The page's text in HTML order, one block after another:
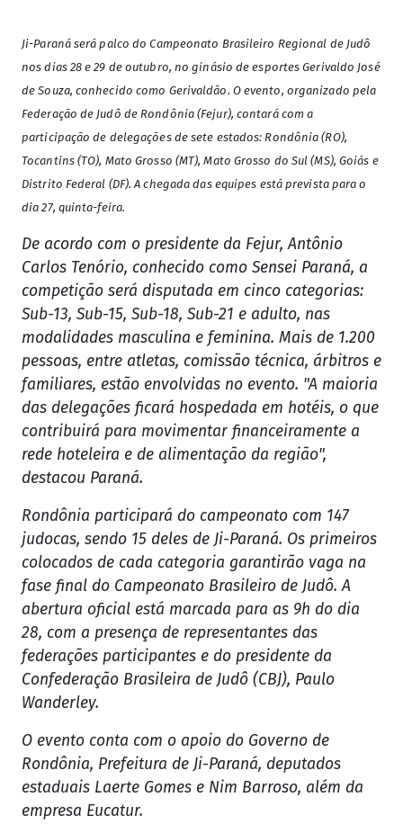
Ji-Paraná será palco do Campeonato Brasileiro Regional de Judô
nos dias 28 e 29 de outubro, no ginásio de esportes Gerivaldo José
de Souza, conhecido como Gerivaldão. O evento, organizado pela
Federação de Judô de Rondônia (Fejur), contará com a
participação de delegações de sete estados: Rondônia (RO),
Tocantins (TO), Mato Grosso (MT), Mato Grosso do Sul (MS), Goiás e
Distrito Federal (DF). A chegada das equipes está prevista para o
dia 27, quinta-feira.
De acordo com o presidente da Fejur, Antônio
Carlos Tenório, conhecido como Sensei Paraná, a
competição será disputada em cinco categorias:
Sub-13, Sub-15, Sub-18, Sub-21 e adulto, nas
modalidades masculina e feminina. Mais de 1.200
pessoas, entre atletas, comissão técnica, árbitros e
familiares, estão envolvidas no evento. "A maioria
das delegações ficará hospedada em hotéis, o que
contribuirá para movimentar financeiramente a
rede hoteleira e de alimentação da região",
destacou Paraná.
Rondônia participará do campeonato com 147
judocas, sendo 15 deles de Ji-Paraná. Os primeiros
colocados de cada categoria garantirão vaga na
fase final do Campeonato Brasileiro de Judô. A
abertura oficial está marcada para as 9h do dia
28, com a presença de representantes das
federações participantes e do presidente da
Confederação Brasileira de Judô (CBJ), Paulo
Wanderley.
O evento conta com o apoio do Governo de
Rondônia, Prefeitura de Ji-Paraná, deputados
estaduais Laerte Gomes e Nim Barroso, além da
empresa Eucatur.